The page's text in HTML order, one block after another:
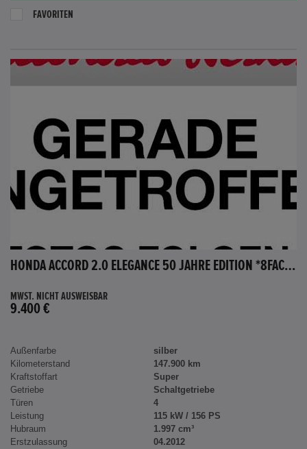
FAVORITEN
HONDA ACCORD 2.0 ELEGANCE 50 JAHRE EDITION *8FACH BEREIFT*
MWST. NICHT AUSWEISBAR
9.400 €
Außenfarbe
silber
Kilometerstand
147.900 km
Kraftstoffart
Super
Getriebe
Schaltgetriebe
Türen
4
Leistung
115 kW / 156 PS
Hubraum
1.997 cm³
Erstzulassung
04.2012